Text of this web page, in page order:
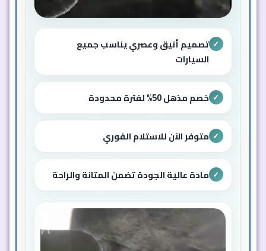
✓ تصميم أنيق وعصري يناسب جميع
السيارات
✓ خصم مذهل 50% لفترة محدودة
✓ متوفر الآن للاستلام الفوري
✓ مادة عالية الجودة تضمن المتانة والراحة